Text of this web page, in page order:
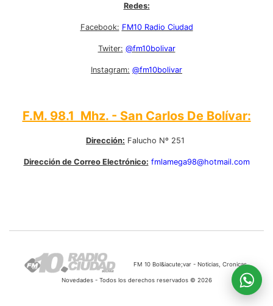
Redes:
Facebook: FM10 Radio Ciudad
Twiter: @fm10bolivar
Instagram: @fm10bolivar
F.M. 98.1 Mhz. - San Carlos De Bolívar:
Dirección: Falucho Nº 251
Dirección de Correo Electrónico: fmlamega98@hotmail.com
FM 10 Bol&iacute;var - Noticias, Cronicas,
Novedades - Todos los derechos reservados © 2026